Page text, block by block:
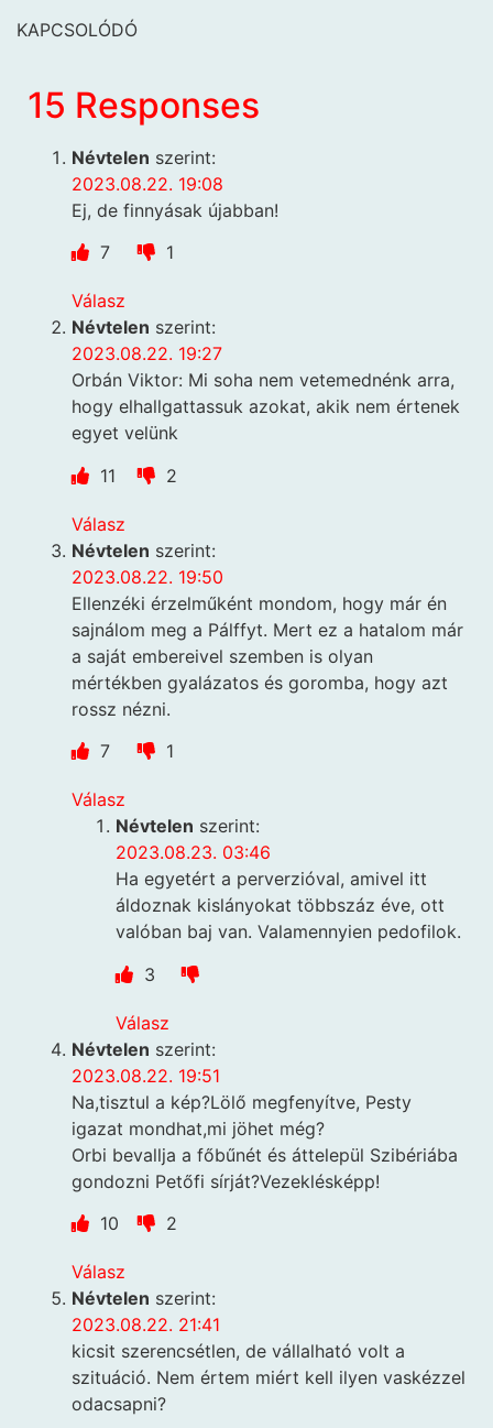
KAPCSOLÓDÓ
15 Responses
Névtelen szerint:
2023.08.22. 19:08
Ej, de finnyásak újabban!
7
1
Válasz
Névtelen szerint:
2023.08.22. 19:27
Orbán Viktor: Mi soha nem vetemednénk arra,
hogy elhallgattassuk azokat, akik nem értenek
egyet velünk
11
2
Válasz
Névtelen szerint:
2023.08.22. 19:50
Ellenzéki érzelműként mondom, hogy már én
sajnálom meg a Pálffyt. Mert ez a hatalom már
a saját embereivel szemben is olyan
mértékben gyalázatos és goromba, hogy azt
rossz nézni.
7
1
Válasz
Névtelen szerint:
2023.08.23. 03:46
Ha egyetért a perverzióval, amivel itt
áldoznak kislányokat többszáz éve, ott
valóban baj van. Valamennyien pedofilok.
3
Válasz
Névtelen szerint:
2023.08.22. 19:51
Na,tisztul a kép?Lölő megfenyítve, Pesty
igazat mondhat,mi jöhet még?
Orbi bevallja a főbűnét és áttelepül Szibériába
gondozni Petőfi sírját?Vezeklésképp!
10
2
Válasz
Névtelen szerint:
2023.08.22. 21:41
kicsit szerencsétlen, de vállalható volt a
szituáció. Nem értem miért kell ilyen vaskézzel
odacsapni?